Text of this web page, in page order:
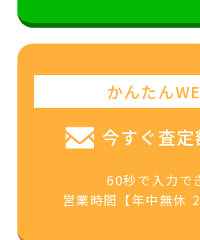
かんたん
今すぐ査
60秒で入力で
営業時間【年中無休